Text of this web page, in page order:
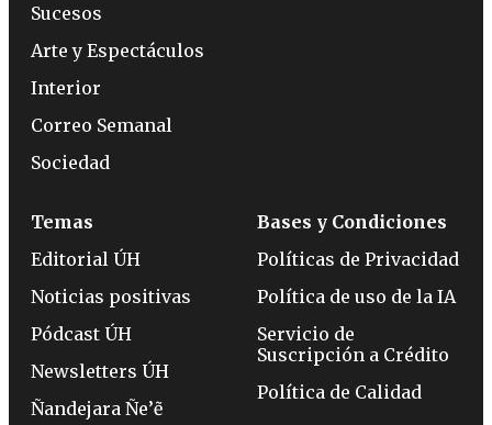
Sucesos
Arte y Espectáculos
Interior
Correo Semanal
Sociedad
Temas
Editorial ÚH
Noticias positivas
Pódcast ÚH
Newsletters ÚH
Ñandejara Ñe’ẽ
Bases y Condiciones
Políticas de Privacidad
Política de uso de la IA
Servicio de
Suscripción a Crédito
Política de Calidad